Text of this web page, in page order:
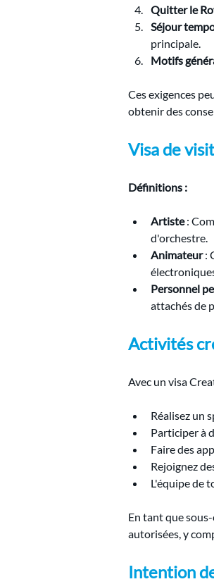
Quitter le
Séjour
principale.
Motifs
Ces exigences
obtenir des
Visa de
Définitions :
Artiste :
d'orchestre.
Animateur :
Personnel
attachés de
Activités
Avec un visa
Réalisez un
Participer à
Faire des
Rejoignez
L'équipe de
En tant que
autorisées, y
Intention